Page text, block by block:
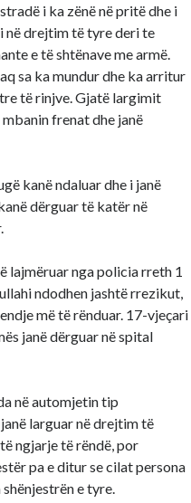
i ka zënë në pritë dhe i
në drejtim të tyre deri te
e të shtënave me armë.
sa ka mundur dhe ka arritur
të rinjve. Gjatë largimit
frenat dhe janë
kanë ndaluar dhe i janë
dërguar të katër në
lajmëruar nga policia rreth 1
ndodhen jashtë rrezikut,
më të rënduar. 17-vjeçari
janë dërguar në spital
në automjetin tip
larguar në drejtim të
ngjarje të rëndë, por
pa e ditur se cilat persona
e tyre.